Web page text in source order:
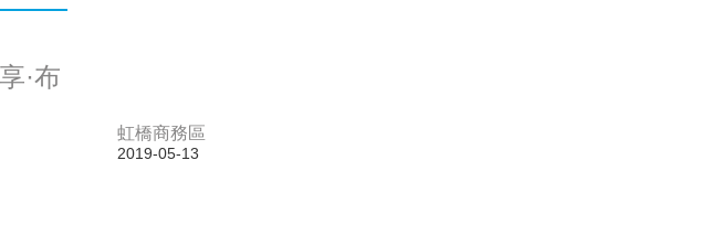
·布
虹橋商務區
2019-05-13